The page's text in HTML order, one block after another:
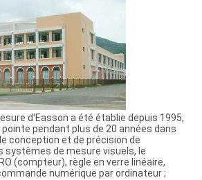
d'Easson a été établie depuis 1995,
pendant plus de 20 années dans
conception et de précision de
systèmes de mesure visuels, le
(compteur), règle en verre linéaire,
numérique par ordinateur ;